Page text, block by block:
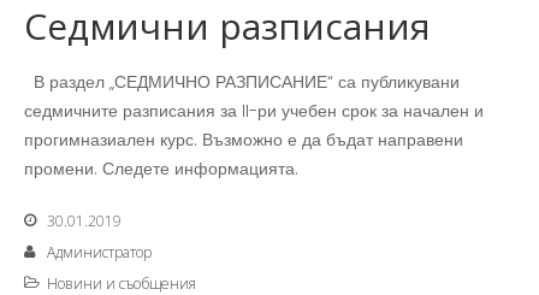
Седмични разписания
В раздел „СЕДМИЧНО РАЗПИСАНИЕ“ са публикувани
седмичните разписания за II-ри учебен срок за начален и
прогимназиален курс. Възможно е да бъдат направени
промени. Следете информацията.
30.01.2019
Администратор
Новини и съобщения